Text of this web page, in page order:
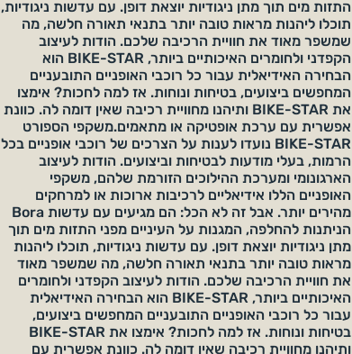
התזות מים תוך מתן ניגודיות יוצאת דופן. עם עדשות ניגודיות,
תוכלו ליהנות מראות טובה יותר בתנאי תאורה חלשה, מה
שמשפר מאוד את חוויית הרכיבה שלכם. הודות לעיצוב
הקפדני ולחומרים האיכותיים ביותר, BIKE-STAR הוא
הבחירה האידיאלית עבור כל רוכבי האופניים התובעניים
המחפשים ביצועים, בטיחות ונוחות. אז למה לחכות? אימצו
את BIKE-STAR ותיהנו מחוויית רכיבה שאין דומה לה. כוונת
אפשרית עם ערכת אופטיקה או מתאמים.משקפי הספורט
BIKE-STAR נועדו לענות על הצרכים של רוכבי אופניים בכל
הרמות, בעלי מודעות לבטיחות וביצועים. הודות לעיצוב
הארגונומי ומערכת ההילוכים הזורמת שלהם, משקפי
האופניים הללו אידיאליים לרכיבות ארוכות או למרחקים
מהירים יותר. אבל זה לא הכל: הם מגיעים עם עדשות Bora
הניתנות להחלפה, המגנות על העיניים מפני התזות מים תוך
מתן ניגודיות יוצאת דופן. עם עדשות ניגודיות, תוכלו ליהנות
מראות טובה יותר בתנאי תאורה חלשה, מה שמשפר מאוד
את חוויית הרכיבה שלכם. הודות לעיצוב הקפדני ולחומרים
האיכותיים ביותר, BIKE-STAR הוא הבחירה האידיאלית
עבור כל רוכבי האופניים התובעניים המחפשים ביצועים,
בטיחות ונוחות. אז למה לחכות? אימצו את BIKE-STAR
ותיהנו מחוויית רכיבה שאין דומה לה. כוונת אפשרית עם